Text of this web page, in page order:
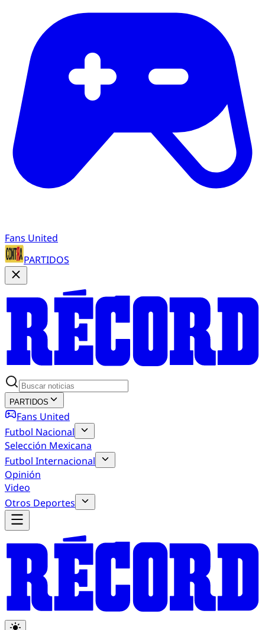
Fans United
PARTIDOS
PARTIDOS
Fans United
Futbol Nacional
Selección Mexicana
Futbol Internacional
Opinión
Video
Otros Deportes